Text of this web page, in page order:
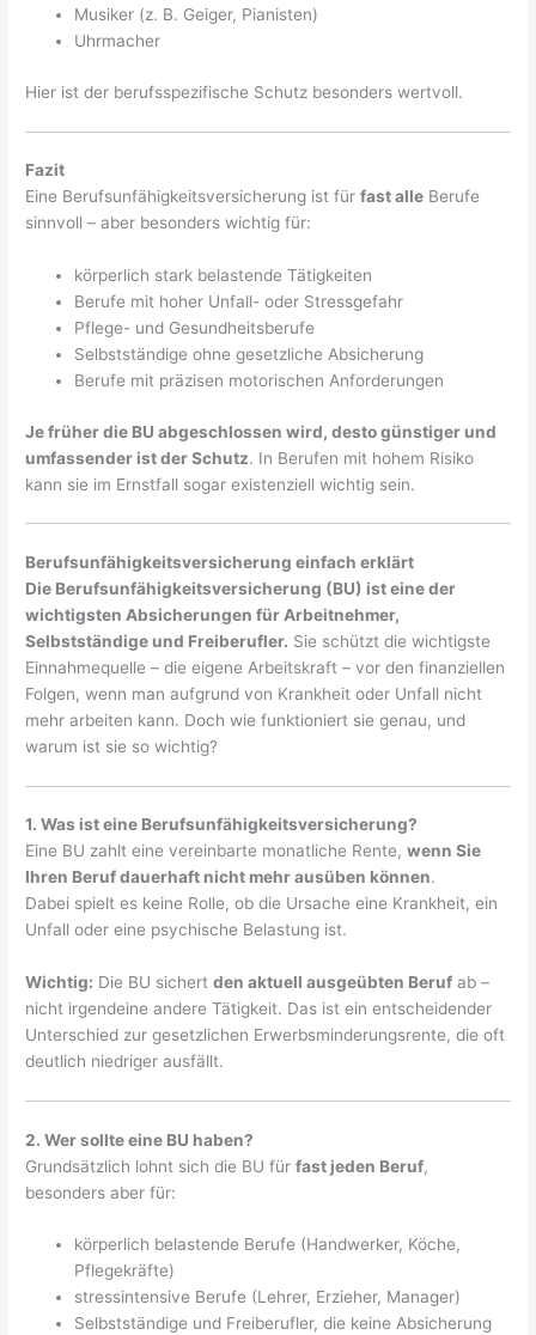
Musiker (z. B. Geiger, Pianisten)
Uhrmacher
Hier ist der berufsspezifische Schutz besonders wertvoll.
Fazit
Eine Berufsunfähigkeitsversicherung ist fürfast alle Berufe
sinnvoll – aber besonders wichtig für:
körperlich stark belastende Tätigkeiten
Berufe mit hoher Unfall- oder Stressgefahr
Pflege- und Gesundheitsberufe
Selbstständige ohne gesetzliche Absicherung
Berufe mit präzisen motorischen Anforderungen
Je früher die BU abgeschlossen wird, desto günstiger und
umfassender ist der Schutz. In Berufen mit hohem Risiko
kann sie im Ernstfall sogar existenziell wichtig sein.
Berufsunfähigkeitsversicherung einfach erklärt
Die Berufsunfähigkeitsversicherung (BU) ist eine der
wichtigsten Absicherungen für Arbeitnehmer,
Selbstständige und Freiberufler. Sie schützt die wichtigste
Einnahmequelle – die eigene Arbeitskraft – vor den finanziellen
Folgen, wenn man aufgrund von Krankheit oder Unfall nicht
mehr arbeiten kann. Doch wie funktioniert sie genau, und
warum ist sie so wichtig?
1. Was ist eine Berufsunfähigkeitsversicherung?
Eine BU zahlt eine vereinbarte monatliche Rente,wenn Sie
Ihren Beruf dauerhaft nicht mehr ausüben können.
Dabei spielt es keine Rolle, ob die Ursache eine Krankheit, ein
Unfall oder eine psychische Belastung ist.
Wichtig: Die BU sichertden aktuell ausgeübten Beruf ab –
nicht irgendeine andere Tätigkeit. Das ist ein entscheidender
Unterschied zur gesetzlichen Erwerbsminderungsrente, die oft
deutlich niedriger ausfällt.
2. Wer sollte eine BU haben?
Grundsätzlich lohnt sich die BU fürfast jeden Beruf,
besonders aber für:
körperlich belastende Berufe (Handwerker, Köche,
Pflegekräfte)
stressintensive Berufe (Lehrer, Erzieher, Manager)
Selbstständige und Freiberufler, die keine Absicherung